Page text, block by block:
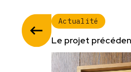
Actualité
Le projet